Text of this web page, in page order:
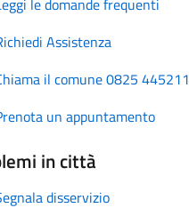
Assistenza
il comune 0825 445211
un appuntamento
in città
disservizio